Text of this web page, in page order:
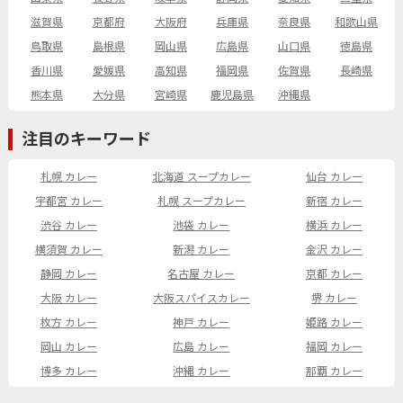
滋賀県
京都府 大阪府 兵庫県 奈良県
和歌山県
鳥取県
島根県 岡山県 広島県 山口県
徳島県
香川県
愛媛県 高知県 福岡県 佐賀県
長崎県
熊本県
大分県 宮崎県 鹿児島県 沖縄県
注目のキーワード
札幌 カレー 北海道 スープカレー
仙台 カレー
宇都宮 カレー
札幌 スープカレー
新宿 カレー
渋谷 カレー
池袋 カレー
横浜 カレー
横須賀 カレー
新潟 カレー
金沢 カレー
静岡 カレー
名古屋 カレー
京都 カレー
大阪 カレー
大阪スパイスカレー
堺 カレー
枚方 カレー
神戸 カレー
姫路 カレー
岡山 カレー
広島 カレー
福岡 カレー
博多 カレー
沖縄 カレー 那覇 カレー